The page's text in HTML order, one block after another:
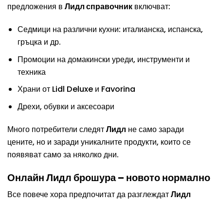
предложения в Лидл справочник включват:
Седмици на различни кухни: италианска, испанска,
гръцка и др.
Промоции на домакински уреди, инструменти и
техника
Храни от Lidl Deluxe и Favorina
Дрехи, обувки и аксесоари
Много потребители следятЛидл не само заради
цените, но и заради уникалните продукти, които се
появяват само за няколко дни.
Онлайн Лидл брошура – новото нормално
Все повече хора предпочитат да разглеждатЛидл